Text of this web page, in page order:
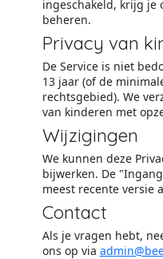
ingeschakeld, krijg je
beheren.
Privacy van
De Service is niet
13 jaar (of de
rechtsgebied). We
van kinderen met
Wijzigingen
We kunnen deze
bijwerken. De
meest recente versie
Contact
Als je vragen hebt,
ons op via